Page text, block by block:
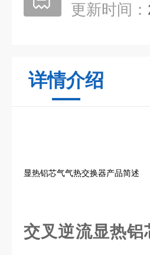
更新时间：
详情介绍
显热铝芯气气热交换器产品简述
交叉逆流显热